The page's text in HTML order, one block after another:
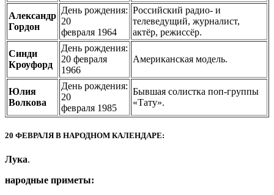
Александр
Гордон
День рождения:
20
февраля 1964
Российский радио- и
телеведущий, журналист,
актёр, режиссёр.
Синди
Кроуфорд
День рождения:
20 февраля
1966
Американская модель.
Юлия
Волкова
День рождения:
20
февраля 1985
Бывшая солистка поп-группы
«Тату».
20 ФЕВРАЛЯ В НАРОДНОМ КАЛЕНДАРЕ:
Лука.
народные приметы: